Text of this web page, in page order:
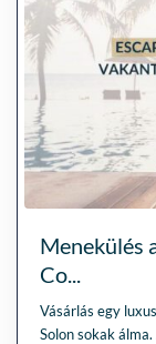
Menekülés
Co...
Vásárlás egy
Solon sokak